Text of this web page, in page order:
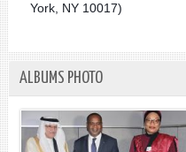
York, NY 10017)
ALBUMS PHOTO